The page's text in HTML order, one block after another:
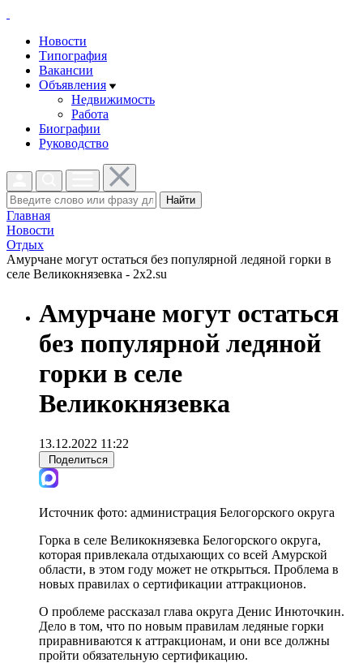
Новости
Типография
Вакансии
Объявления
Недвижимость
Работа
Биографии
Руководство
Найти
Главная
Новости
Отдых
Амурчане могут остаться без популярной ледяной горки в
селе Великокнязевка - 2x2.su
Амурчане могут остаться
без популярной ледяной
горки в селе
Великокнязевка
13.12.2022 11:22
Поделиться
Источник фото: администрация Белогорского округа
Горка в селе Великокнязевка Белогорского округа,
которая привлекала отдыхающих со всей Амурской
области, в этом году может не открыться. Проблема в
новых правилах о сертификации аттракционов.
О проблеме рассказал глава округа Денис Инюточкин.
Дело в том, что по новым правилам ледяные горки
приравниваются к аттракционам, и они все должны
пройти обязательную сертификацию.